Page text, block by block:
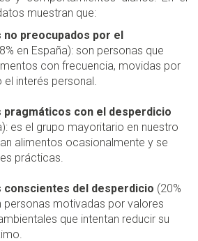
muestran que:
no preocupados por el
en España): son personas que
con frecuencia, movidas por
interés personal.
pragmáticos con el desperdicio
es el grupo mayoritario en nuestro
alimentos ocasionalmente y se
prácticas.
conscientes del desperdicio (20%
personas motivadas por valores
que intentan reducir su